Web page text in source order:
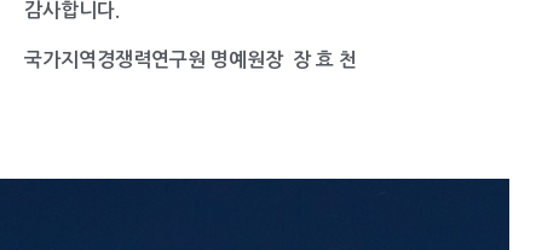
감사합니다.
국가지역경쟁력연구원 명예원장 장 효 천